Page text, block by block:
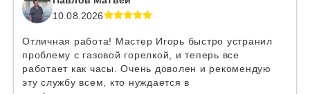
10.08.2026
Отличная работа! Мастер Игорь быстро устранил
проблему с газовой горелкой, и теперь все
работает как часы. Очень доволен и рекомендую
эту службу всем, кто нуждается в